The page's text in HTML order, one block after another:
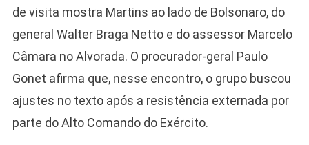
de visita mostra Martins ao lado de Bolsonaro, do
general Walter Braga Netto e do assessor Marcelo
Câmara no Alvorada. O procurador-geral Paulo
Gonet afirma que, nesse encontro, o grupo buscou
ajustes no texto após a resistência externada por
parte do Alto Comando do Exército.